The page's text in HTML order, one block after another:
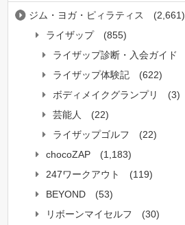
ジム・ヨガ・ピィラティス
(2,661)
ライザップ
(855)
ライザップ診断・入会ガイド
ライザップ体験記
(622)
ボディメイクグランプリ
(3)
芸能人
(22)
ライザップゴルフ
(22)
chocoZAP
(1,183)
247ワークアウト
(119)
BEYOND
(53)
リボーンマイセルフ
(30)